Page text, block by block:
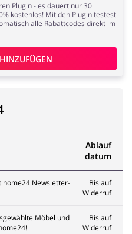
Plugin - es dauert nur 30
kostenlos! Mit den Plugin testest
alle Rabattcodes direkt im
HINZUFÜGEN
Ablauf
datum
home24 Newsletter-
Bis auf
Widerruf
Möbel und
Bis auf
Widerruf